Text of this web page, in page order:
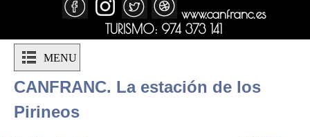
www.canfranc.es
TURISMO: 974 373 141
MENU
CANFRANC. La estación de los
Pirineos